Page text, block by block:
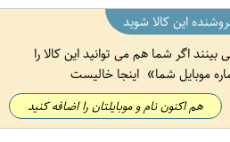
این کالا شوید
بینند اگر شما هم می توانید این کالا را
موبایل شما اینجا خالیست
هم اکنون نام و موبایلتان را اضافه کنید